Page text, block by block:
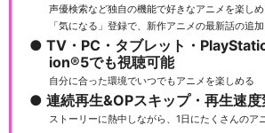
声優検索など独自の機能で好きなアニメを楽し
「気になる」登録で、新作アニメの最新話の追
TV・PC・タブレット・
ion®5でも視聴可能
自分に合った環境でいつでもアニメを楽しめる
連続再生&OPスキップ・再生速度
ストーリーに熱中しながら、1日にたくさんのア